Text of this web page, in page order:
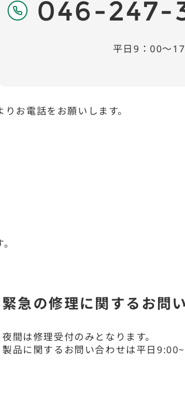
平日9：00～
りお電話をお願いします。
緊急の修理に関するお問
夜間は修理受付のみとなります。
製品に関するお問い合わせは平日